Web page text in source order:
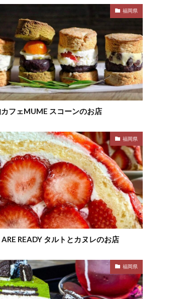
福岡県
フェMUME スコーンのお店
福岡県
READY タルトとカヌレのお店
福岡県